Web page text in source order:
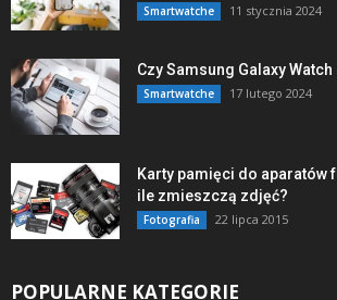
Smartwatche 11 stycznia 2024
Czy Samsung Galaxy
Smartwatche 17 lutego 2024
Karty pamięci do aparatów
ile zmieszczą zdjęć?
Fotografia 22 lipca 2015
POPULARNE KATEGORIE